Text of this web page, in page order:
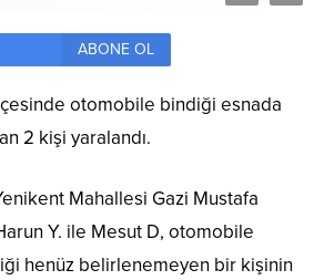
ABONE OL
otomobile bindiği esnada
2 kişi yaralandı.
Mahallesi Gazi Mustafa
Y. ile Mesut D, otomobile
henüz belirlenemeyen bir kişinin